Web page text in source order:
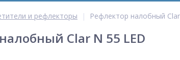
и рефлекторы Рефлектор налобный
Clar N 55 LED